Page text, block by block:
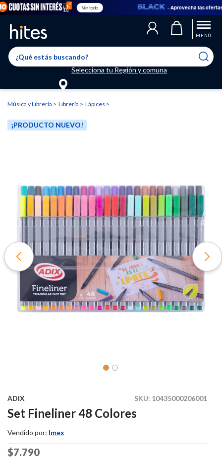
Ver todo - Aprovecha las ofertas en
MENÚ
Selecciona tu Región y comuna
El producto ha sido eliminado correctamente
El producto ha sido agregado a tu lista de favoritos correctamente
Llegaste al límite de productos favoritos permitidos, para agregar
uno nuevo ingresa a “Mi cuenta” y elimina los que ya no necesitas.
Música y Librería Librería Lápices
¡PRODUCTO NUEVO!
SKU: 10435000206001
ADIX
Set Fineliner 48 Colores
Vendido por: Imex
Price reduced from
$7.790